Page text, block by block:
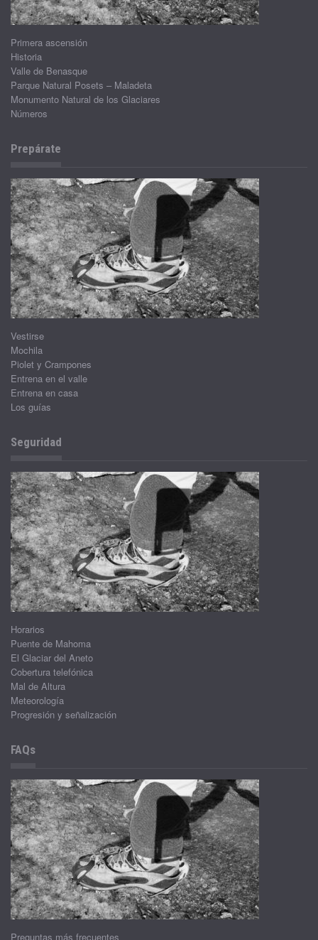
Primera ascensión
Historia
Valle de Benasque
Parque Natural Posets – Maladeta
Monumento Natural de los Glaciares
Números
Prepárate
Vestirse
Mochila
Piolet y Crampones
Entrena en el valle
Entrena en casa
Los guías
Seguridad
Horarios
Puente de Mahoma
El Glaciar del Aneto
Cobertura telefónica
Mal de Altura
Meteorología
Progresión y señalización
FAQs
Preguntas más frecuentes